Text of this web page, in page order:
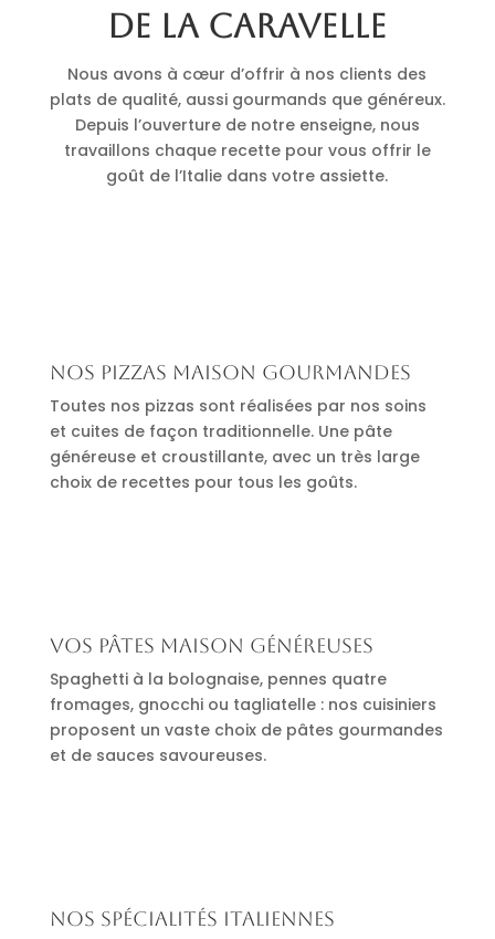
de La Caravelle
Nous avons à cœur d’offrir à nos clients des
plats de qualité, aussi gourmands que généreux.
Depuis l’ouverture de notre enseigne, nous
travaillons chaque recette pour vous offrir le
goût de l’Italie dans votre assiette.
Nos pizzas maison gourmandes
Toutes nos pizzas sont réalisées par nos soins
et cuites de façon traditionnelle. Une pâte
généreuse et croustillante, avec un très large
choix de recettes pour tous les goûts.
Vos pâtes maison généreuses
Spaghetti à la bolognaise, pennes quatre
fromages, gnocchi ou tagliatelle : nos cuisiniers
proposent un vaste choix de pâtes gourmandes
et de sauces savoureuses.
Nos spécialités italiennes